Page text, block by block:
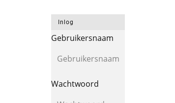
Inlog
Gebruikersnaam
Wachtwoord